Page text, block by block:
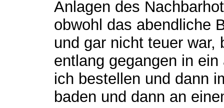
Anlagen des
obwohl das abendliche
und gar nicht teuer war,
entlang gegangen in
ich bestellen und dann
baden und dann an